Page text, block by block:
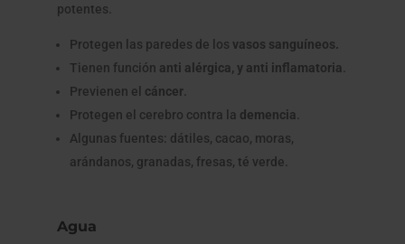
potentes.
Protegen las paredes de los vasos sanguíneos.
Tienen función anti alérgica, y anti inflamatoria
Previenen el cáncer.
Protegen el cerebro contra la demencia
Algunas fuentes: dátiles, cacao, moras,
arándanos, granadas, fresas, té verde.
Agua